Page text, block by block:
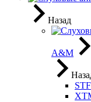
Назад
A&M
STF